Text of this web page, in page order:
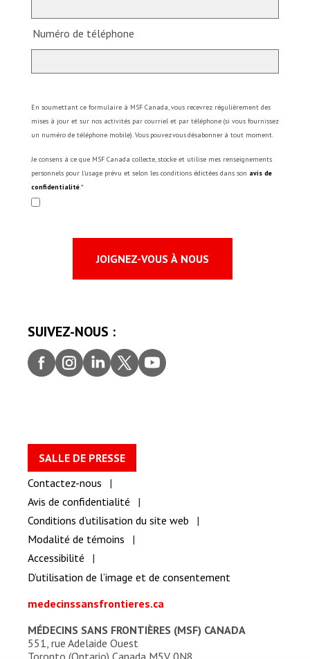
Numéro de téléphone
En soumettant ce formulaire à MSF Canada, vous recevrez régulièrement des
mises à jour et sur nos activités par courriel et par téléphone (si vous fournissez
un numéro de téléphone mobile). Vous pouvez vous désabonner à tout moment.
Je consens à ce que MSF Canada collecte, stocke et utilise mes renseignements
personnels pour l’usage prévu et selon les conditions édictées dans son avis de
confidentialité.*
SUIVEZ-NOUS :
Faceb
ook
Insta
gram
Linke
dIn
Twitt
er
youtu
be
SALLE DE PRESSE
Contactez-nous
Avis de confidentialité
Conditions d’utilisation du site web
Modalité de témoins
Accessibilité
D’utilisation de l’image et de consentement
medecinssansfrontieres.ca
MÉDECINS SANS FRONTIÈRES (MSF) CANADA
551, rue Adelaide Ouest